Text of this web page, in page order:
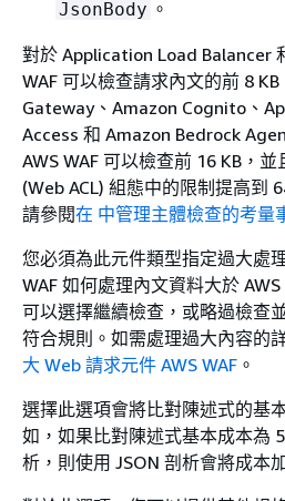
JsonBody 。
對於 Application Load Balancer
WAF 可以檢查請求內文的前 8
Gateway、Amazon Cognito、
Access 和 Amazon Bedrock
AWS WAF 可以檢查前 16 KB，
(Web ACL) 組態中的限制提高到
請參閱在 中管理主體檢查的考量
您必須為此元件類型指定過大處
WAF 如何處理內文資料大於
可以選擇繼續檢查，或略過檢查
符合規則。如需處理過大內容的
大 Web 請求元件 AWS WAF 。
選擇此選項會將比對陳述式的基
如，如果比對陳述式基本成本為
析，則使用 JSON 剖析會將成本